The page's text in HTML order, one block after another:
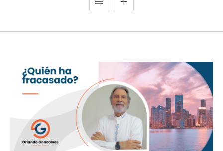
Sector Público Empresa Privada